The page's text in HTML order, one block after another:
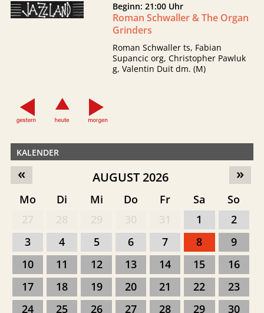
Beginn: 21:00 Uhr
Roman Schwaller & The Organ
Grinders
Roman Schwaller ts, Fabian
Supancic org, Christopher Pawluk
g, Valentin Duit dm. (M)
KALENDER
»
« AUGUST 2026
Mo Di Mi Do Fr Sa
So
1
2
3
4 5 6 7 8
9
10
11 12 13 14 15
16
17
18 19 20 21 22
23
24
25 26 27 28 29
30